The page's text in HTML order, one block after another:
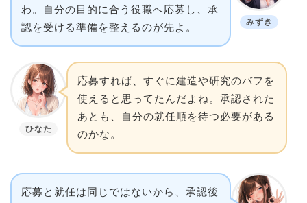
みずき
わ。自分の目的に合う役職へ応募し、承
認を受ける準備を整えるのが先よ。
ひなた
応募すれば、すぐに建造や研究のバフを
使えると思ってたんだよね。承認された
あとも、自分の就任順を待つ必要がある
のかな。
応募と就任は同じではないから、承認後